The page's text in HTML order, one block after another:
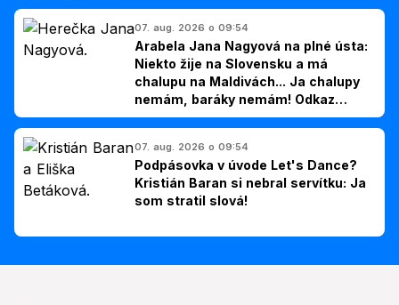
07. aug. 2026 o 09:54
Arabela Jana Nagyová na plné ústa:
Niekto žije na Slovensku a má
chalupu na Maldivách... Ja chalupy
nemám, baráky nemám! Odkaz
Slovákom
07. aug. 2026 o 09:54
Podpásovka v úvode Let's Dance?
Kristián Baran si nebral servítku: Ja
som stratil slová!